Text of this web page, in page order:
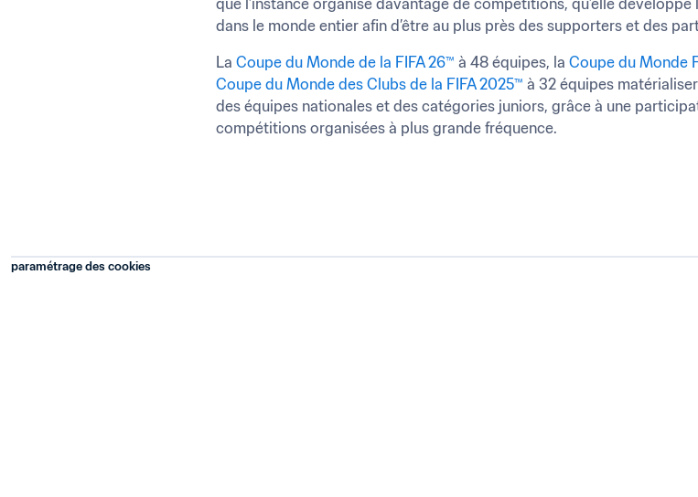
que l’instance organise davantage de compétitions, qu’elle
dans le monde entier afin d’être au plus près des supporters et des
La Coupe du Monde de la FIFA 26™ à 48 équipes, la Coupe du Monde
Coupe du Monde des Clubs de la FIFA 2025™ à 32 équipes
des équipes nationales et des catégories juniors, grâce à une
compétitions organisées à plus grande fréquence.
paramétrage des cookies